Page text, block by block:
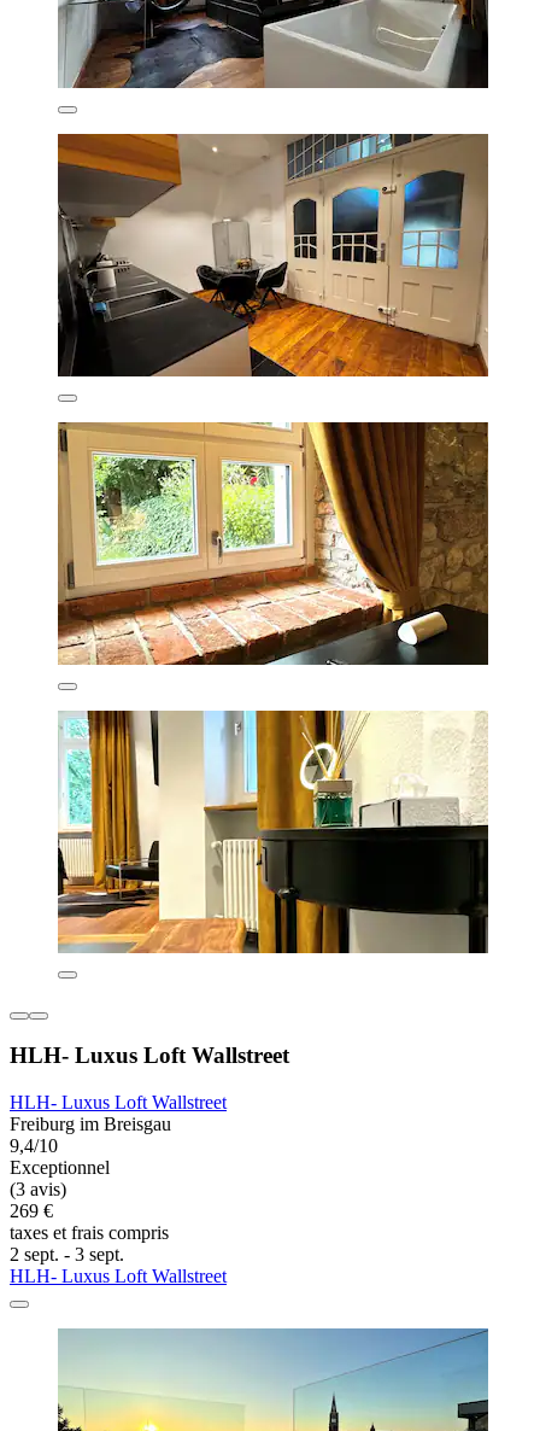
HLH- Luxus Loft Wallstreet
HLH- Luxus Loft Wallstreet
Freiburg im Breisgau
9,4/10
Exceptionnel
(3 avis)
269 €
taxes et frais compris
2 sept. - 3 sept.
HLH- Luxus Loft Wallstreet